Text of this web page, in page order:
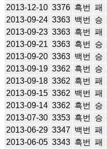
2013-12-10 3376 흑번 패
2013-09-24 3363 백번 승
2013-09-23 3363 흑번 패
2013-09-21 3363 흑번 승
2013-09-20 3363 백번 승
2013-09-19 3362 흑번 승
2013-09-18 3362 흑번 패
2013-09-15 3362 백번 패
2013-09-14 3362 흑번 승
2013-07-30 3353 흑번 승
2013-06-29 3347 백번 패
2013-06-05 3343 흑번 패